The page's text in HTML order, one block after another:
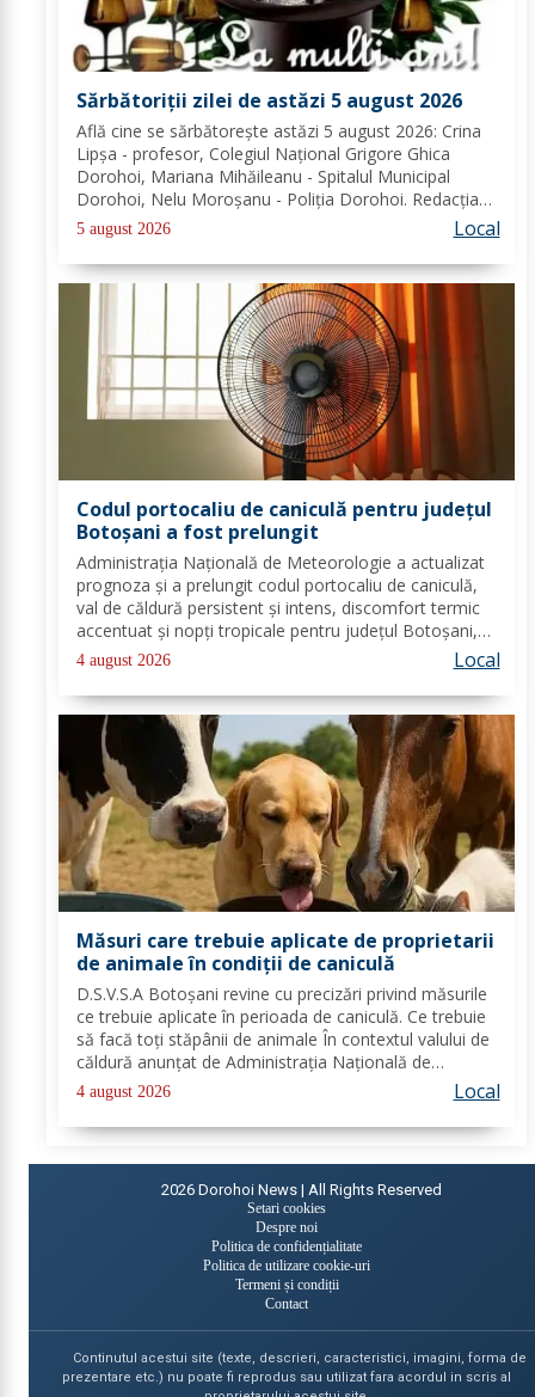
Sărbătoriții zilei de astăzi 5 august 2026
Află cine se sărbătoreşte astăzi 5 august 2026: Crina
Lipșa - profesor, Colegiul Național Grigore Ghica
Dorohoi, Mariana Mihăileanu - Spitalul Municipal
Dorohoi, Nelu Moroșanu - Poliția Dorohoi. Redacția
Dorohoi News urează tuturor La mulți ani!
Completează lista sărbătoriților din Dorohoi, la...
5 august 2026 Local
Codul portocaliu de caniculă pentru județul
Botoșani a fost prelungit
Administrația Națională de Meteorologie a actualizat
prognoza și a prelungit codul portocaliu de caniculă,
val de căldură persistent și intens, discomfort termic
accentuat și nopți tropicale pentru județul Botoșani,
până joi, la ora 10:00. Temperaturile maxime vor fi
cuprinse între 35 și 39 de...
4 august 2026 Local
Măsuri care trebuie aplicate de proprietarii
de animale în condiții de caniculă
D.S.V.S.A Botoșani revine cu precizări privind măsurile
ce trebuie aplicate în perioada de caniculă. Ce trebuie
să facă toți stăpânii de animale În contextul valului de
căldură anunțat de Administrația Națională de
Meteorologie, Direcția Sanitară Veterinară și pentru
Siguranța Alimentelor Botoșani...
4 august 2026 Local
2026 Dorohoi News | All Rights Reserved
Setari cookies
Despre noi
Politica de confidențialitate
Politica de utilizare cookie-uri
Termeni și condiții
Contact
Continutul acestui site (texte, descrieri, caracteristici, imagini, forma de
prezentare etc.) nu poate fi reprodus sau utilizat fara acordul in scris al